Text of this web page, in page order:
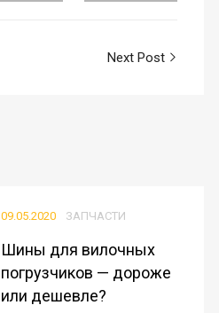
Next Post
09.05.2020 ЗАПЧАСТИ
Шины для вилочных
погрузчиков — дороже
или дешевле?